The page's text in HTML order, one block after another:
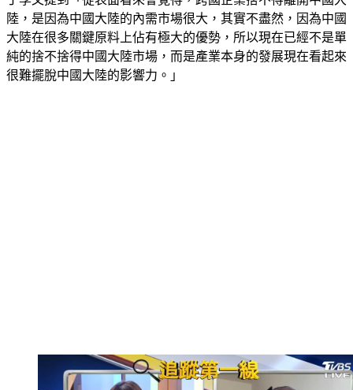
丁學文提到「從表面看來會覺得，跨國企業捨不得離開中國大
陸，是因為中國大陸的內需市場很大，其實不盡然，因為中國
大陸在很多關鍵原料上佔有極大的優勢，所以現在已經不是單
純的捨不捨得中國大陸市場，而是產業本身的發展現在看起來